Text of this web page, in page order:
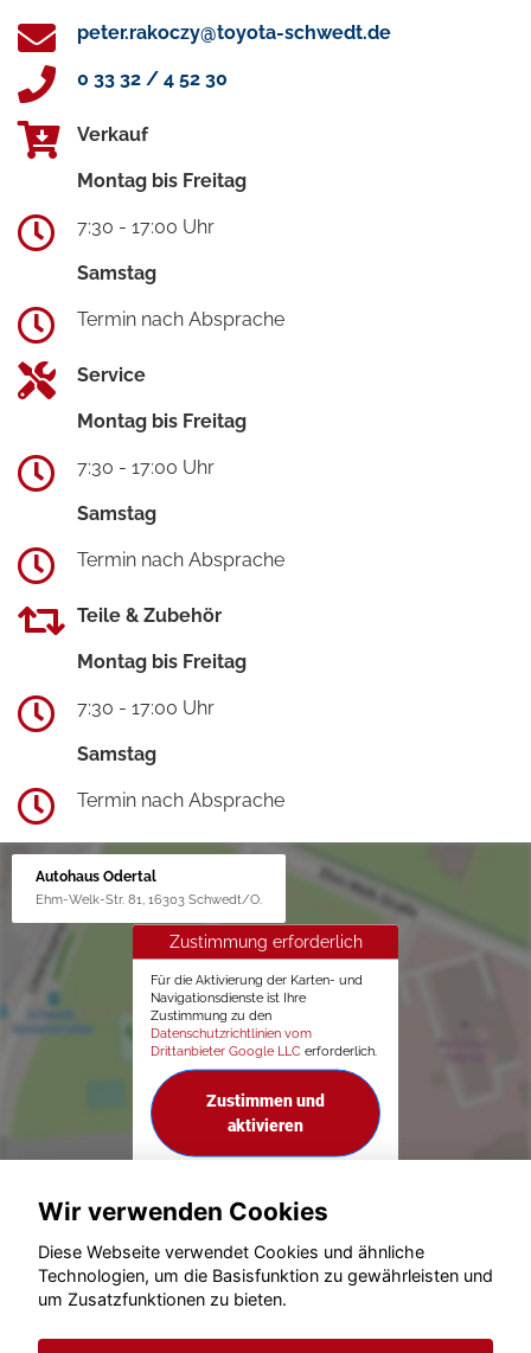
peter.rakoczy@toyota-schwedt.de
0 33 32 / 4 52 30
Verkauf
Montag bis Freitag
7:30 - 17:00 Uhr
Samstag
Termin nach Absprache
Service
Montag bis Freitag
7:30 - 17:00 Uhr
Samstag
Termin nach Absprache
Teile & Zubehör
Montag bis Freitag
7:30 - 17:00 Uhr
Samstag
Termin nach Absprache
Autohaus Odertal
Ehm-Welk-Str. 81, 16303 Schwedt/O.
Zustimmung erforderlich
Für die Aktivierung der Karten- und
Navigationsdienste ist Ihre
Zustimmung zu den
Datenschutzrichtlinien vom
Drittanbieter Google LLC erforderlich.
Zustimmen und
aktivieren
© konjunkturmotor.de GmbH 2020 - 2026
Wir verwenden Cookies
Diese Webseite verwendet Cookies und ähnliche
Technologien, um die Basisfunktion zu gewährleisten und
um Zusatzfunktionen zu bieten.